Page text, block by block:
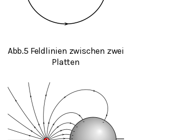
Abb.5 Feldlinien zwischen zwei
Platten